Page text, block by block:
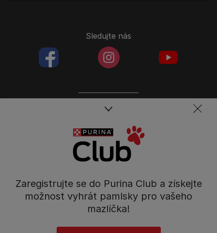
Zaregistrujte se do Purina Club a získejte
možnost vyhrát pamlsky pro vašeho
mazlíčka!
Spojte se s týmem péče o domácí mazlíčky
Tel.: 800 135 135
Mezi Vodami 2035/31,
Praha 4 - Modřany
Sledujte nás
facebookColoredinstagramColored